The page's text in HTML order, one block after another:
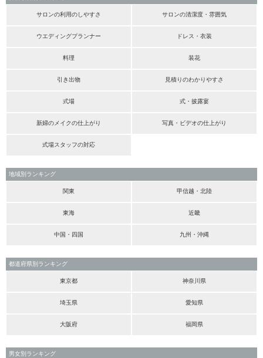
サロンの利用のしやすさ サロンの清潔度・雰囲気
ウエディングプランナー ドレス・衣装
料理 装花
引き出物 見積りのわかりやすさ
式場 式・披露宴
新婦のメイクの仕上がり 写真・ビデオの仕上がり
式場スタッフの対応
地域別ランキング
関東 甲信越・北陸
東海 近畿
中国・四国 九州・沖縄
都道府県別ランキング
東京都 神奈川県
埼玉県 愛知県
大阪府 福岡県
男女別ランキング